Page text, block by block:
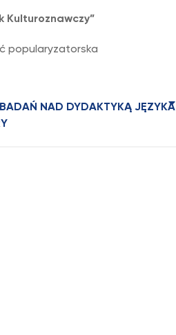
Kulturoznawczy”
popularyzatorska
NAD DYDAKTYKĄ JĘZYKA I